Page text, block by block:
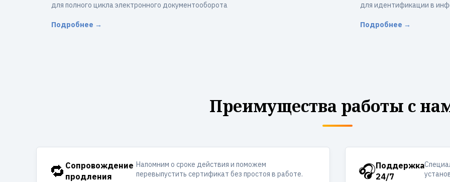
для полного цикла электронного документооборота
Подробнее →
для идентификации в
Подробнее →
Преимущества работы с
🔁 Сопровождение
продления
Напомним о сроке действия и поможем
перевыпустить сертификат без простоя в работе.
🎧Поддержка
24/7